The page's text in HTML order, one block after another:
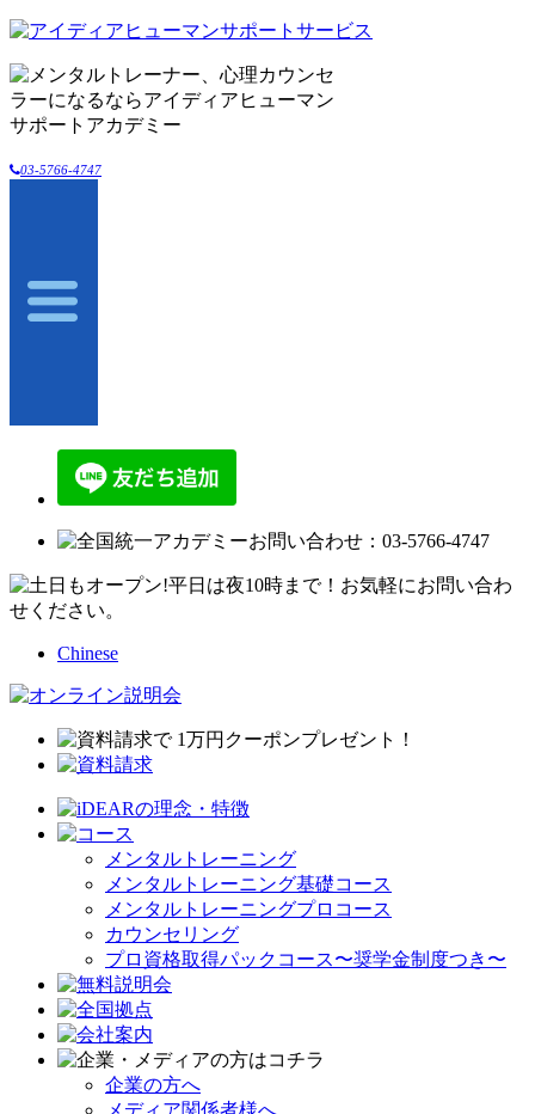
03-5766-4747
Chinese
メンタルトレーニング
メンタルトレーニング基礎コース
メンタルトレーニングプロコース
カウンセリング
プロ資格取得パックコース〜奨学金制度つき〜
企業の方へ
メディア関係者様へ